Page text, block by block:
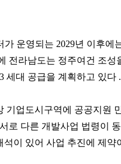
가 운영되는 2029년 이후에
전라남도는 정주여건 조
세대 공급을 계획하고 있다 .
기업도시구역에 공공지원
로 다른 개발사업 법령이
석이 있어 사업 추진에 제약